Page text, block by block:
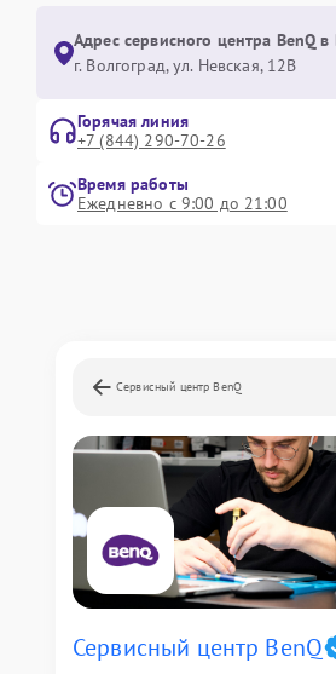
Адрес сервисного центра BenQ в
г. Волгоград, ул. Невская, 12В
Горячая линия
+7 (844) 290-70-26
Время работы
Ежедневно с 9:00 до 21:00
Сервисный центр BenQ
Сервисный центр BenQ